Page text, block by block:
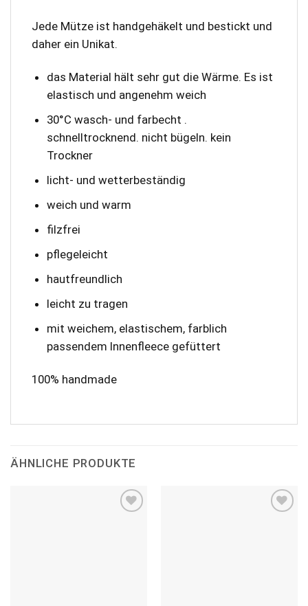
Jede Mütze ist handgehäkelt und bestickt und
daher ein Unikat.
das Material hält sehr gut die Wärme. Es ist
elastisch und angenehm weich
30°C wasch- und farbecht .
schnelltrocknend. nicht bügeln. kein
Trockner
licht- und wetterbeständig
weich und warm
filzfrei
pflegeleicht
hautfreundlich
leicht zu tragen
mit weichem, elastischem, farblich
passendem Innenfleece gefüttert
100% handmade
ÄHNLICHE PRODUKTE